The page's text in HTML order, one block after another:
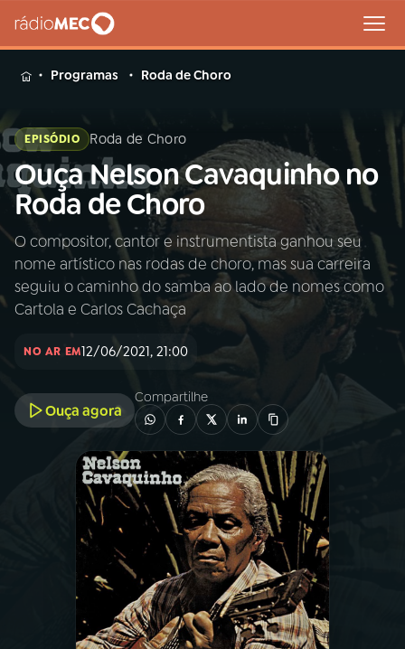
MENU
Buscar
na
Rádio
MEC
Buscar
Início AO VIVO
PROGRAMAÇÃO
PROGRAMAS
PODCASTS
VIDEOCASTS
Programas Roda de Choro
EPISÓDIO Roda de Choro
Ouça Nelson Cavaquinho no
Roda de Choro
O compositor, cantor e instrumentista ganhou seu
nome artístico nas rodas de choro, mas sua carreira
seguiu o caminho do samba ao lado de nomes como
Cartola e Carlos Cachaça
NO AR EM12/06/2021, 21:00
Ouça agora
Compartilhe